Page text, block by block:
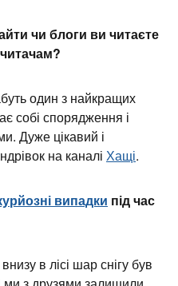
чи блоги ви читаєте
один з найкращих
собі спорядження і
Дуже цікавий і
на каналі Хащі.
випадки під час
в лісі шар снігу був